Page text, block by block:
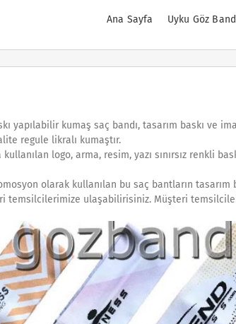
Ana Sayfa Uyku Göz
yapılabilir kumaş saç bandı, tasarım baskı ve
regule likralı kumaştır.
kullanılan logo, arma, resim, yazı sınırsız renkli
olarak kullanılan bu saç bantların tasarım
temsilcilerimize ulaşabilirisiniz. Müşteri